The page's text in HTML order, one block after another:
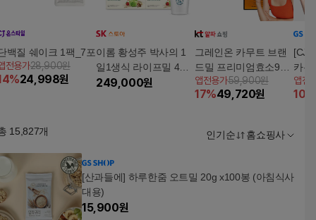
백질 쉐이크 1팩_7포
전용가28,900원
%24,998원
이롬 황성주 박사의 1
일1생식 라이프밀 4박
스+흔들컵1개
249,000원
그레인온 카무트 브랜
드밀 프리미엄효소90 3
박스(3g*30포*3박스)
앱전용가59,900원
17%49,720원
[CJ
카무
앱전
10
15,827개 인기순 홈쇼핑사
[산과들에] 하루한줌 오트밀 20g x100봉 (아침식사
대용)
15,900원